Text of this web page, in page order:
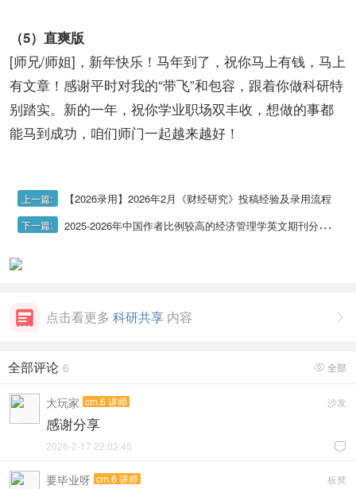
（5）直爽版
[师兄/师姐]，新年快乐！马年到了，祝你马上有钱，马上
有文章！感谢平时对我的“带飞”和包容，跟着你做科研特
别踏实。新的一年，祝你学业职场双丰收，想做的事都
能马到成功，咱们师门一起越来越好！
上一篇: 【2026录用】2026年2月《财经研究》投稿经验及录用流程
下一篇: 2025-2026年中国作者比例较高的经济管理学英文期刊分享（国人好中的英文ssci期刊分享）

点击看更多 科研共享 内容
 全部
全部评论 6
沙发
大玩家 cm.6 讲师
感谢分享

2026-2-17 22:03:45
板凳
要毕业呀 cm.6 讲师